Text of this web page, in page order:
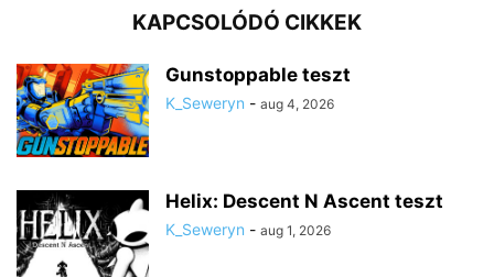
KAPCSOLÓDÓ CIKKEK
Gunstoppable teszt
K_Seweryn - aug 4, 2026
Helix: Descent N Ascent teszt
K_Seweryn - aug 1, 2026